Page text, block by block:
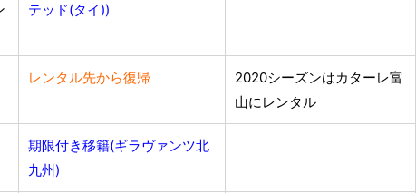
テッド(タイ))
レンタル先から復帰
2020シーズンはカターレ富
山にレンタル
期限付き移籍(ギラヴァンツ北
九州)